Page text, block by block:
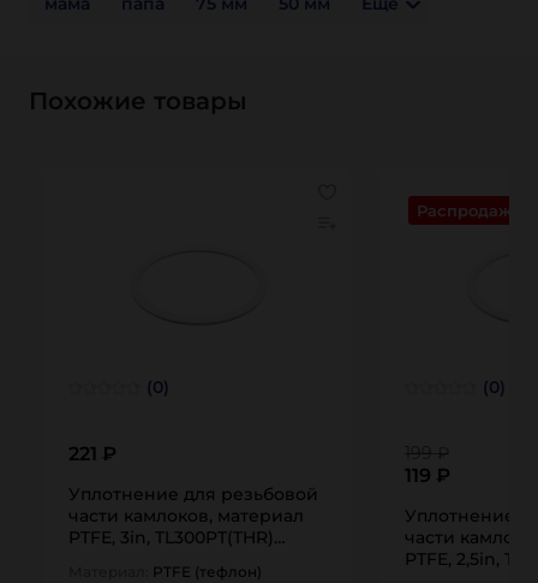
Похожие товары
(0)
221 ₽
Уплотнение для резьбовой
части камлоков, материал
PTFE, 3in, TL300PT(THR)
PTFE (тефлон)
Распродажа
(0)
199 ₽
119 ₽
Уплотнение
части
PTFE, 2,5in,